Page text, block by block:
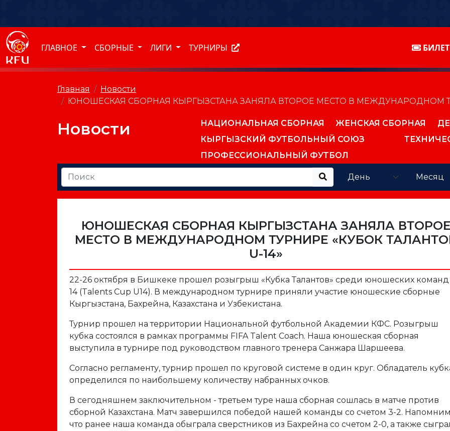
ГЛАВНОЕ СБОРНЫЕ ЛИГИ ТУРНИРЫ
Главная
Новости
ЮНОШЕСКАЯ СБОРНАЯ КЫРГЫЗСТАНА ЗАНЯЛА ВТОРОЕ МЕСТО В МЕЖДУНАРОДНОМ
Новости НАЦИОНАЛЬНАЯ СБОРНАЯ ЖЕНСКАЯ СБОРНАЯ
КЫРГЫЗСКИЙ ФУТБОЛЬНЫЙ СОЮЗ
ПРОФЕССИОНАЛЬНЫЙ ФУТБОЛ
ЮНОШЕСКАЯ СБОРНАЯ КЫРГЫЗСТАНА ЗАНЯЛА
МЕСТО В МЕЖДУНАРОДНОМ ТУРНИРЕ «КУБОК
U-14»
22-26 октября в Бишкеке прошел розыгрыш «Кубка Талантов» среди юношеских команд
14 (Talents Cup U14). В международном турнире приняли участие юношеские сборные
Кыргызстана, Бахрейна, Казахстана и Узбекистана.
Турнир прошел на территории Национальной футбольной Академии КФС. Розыгрыш
кубка состоялся в рамках программы FIFA Talent Coach. Нашa юношеская сборная
выступила в турнире под руководством главного тренера Санжара Шаршеева.
Согласно регламенту, турнир прошел по круговой системе в один круг. Обладатель
определился по наибольшему количеству набранных очков.
В сегодняшнем заключительном - третьем туре наша сборная сошлась в матче против
сборной Казахстана. Матч завершился победой нашей команды со счетом 3-2.
что ранее наша команда обыграла сверстников из Бахрейна со счетом 2-0, а также